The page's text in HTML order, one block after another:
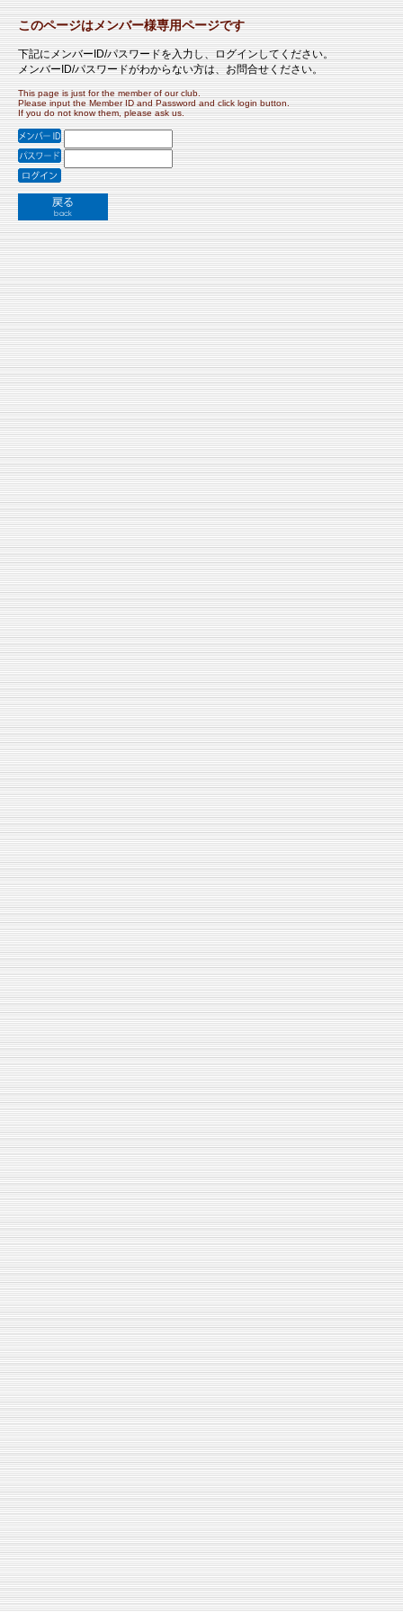
このページはメンバー様専用ページです
下記にメンバーID/パスワードを入力し、ログインしてください。
メンバーID/パスワードがわからない方は、お問合せください。
This page is just for the member of our club.
Please input the Member ID and Password and click login button.
If you do not know them, please ask us.